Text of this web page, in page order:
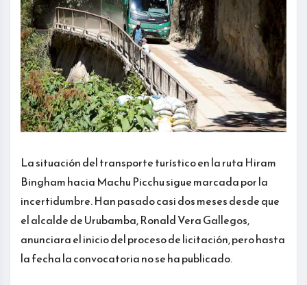
La situación del transporte turístico en la ruta Hiram
Bingham hacia Machu Picchu sigue marcada por la
incertidumbre. Han pasado casi dos meses desde que
el alcalde de Urubamba, Ronald Vera Gallegos,
anunciara el inicio del proceso de licitación, pero hasta
la fecha la convocatoria no se ha publicado.